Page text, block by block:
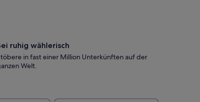
ruhig wählerisch
in fast einer Million Unterkünften auf der
Welt.